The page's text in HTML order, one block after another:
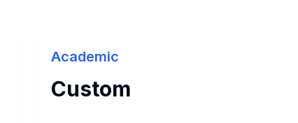
Academic
Custom